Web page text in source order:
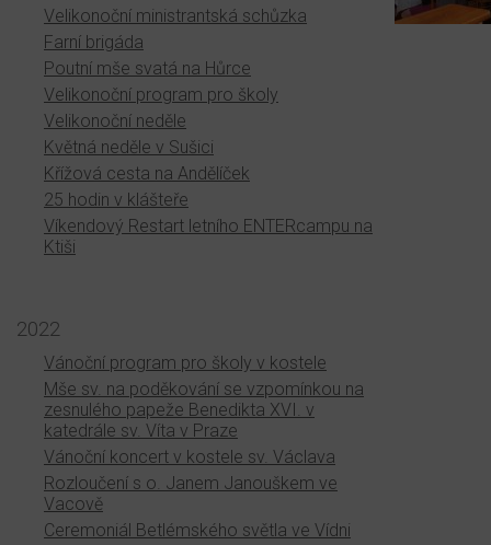
Velikonoční ministrantská schůzka
Farní brigáda
Poutní mše svatá na Hůrce
Velikonoční program pro školy
Velikonoční neděle
Květná neděle v Sušici
Křížová cesta na Andělíček
25 hodin v klášteře
Víkendový Restart letního ENTERcampu na
Ktiši
2022
Vánoční program pro školy v kostele
Mše sv. na poděkování se vzpomínkou na
zesnulého papeže Benedikta XVI. v
katedrále sv. Víta v Praze
Vánoční koncert v kostele sv. Václava
Rozloučení s o. Janem Janouškem ve
Vacově
Ceremoniál Betlémského světla ve Vídni